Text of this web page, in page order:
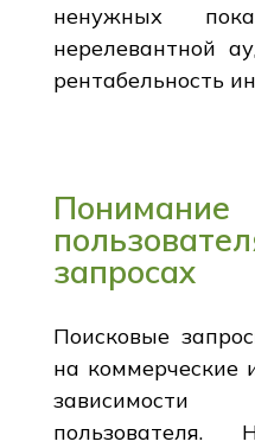
ненужных
нерелевантной
рентабельность
запросах
Поисковые
на коммерческие
пользователя.